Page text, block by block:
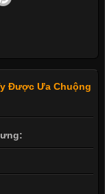
Được Ưa Chuộng